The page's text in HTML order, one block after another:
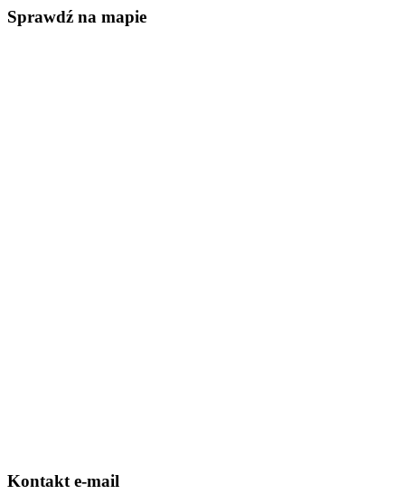
Sprawdź na mapie
Kontakt e-mail